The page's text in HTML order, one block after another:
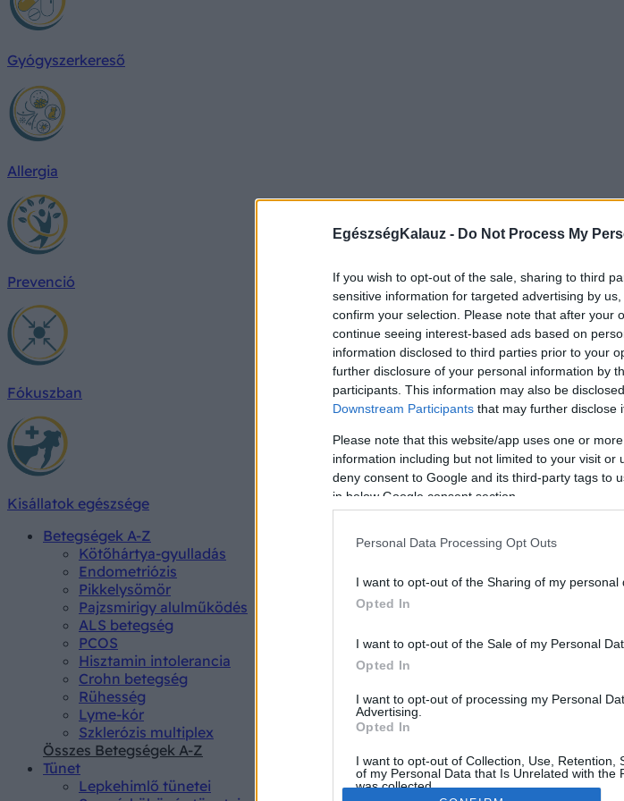
EgészségKalauz - Do Not Process My
If you wish to opt-out of the sale, sharing to third
sensitive information for targeted advertising by
confirm your selection. Please note that after your
continue seeing interest-based ads based on
information disclosed to third parties prior to your
further disclosure of your personal information by
participants. This information may also be
Downstream Participants that may further disclose
Please note that this website/app uses one or
information including but not limited to your visit or
deny consent to Google and its third-party tags to
in below Google consent section.
Personal Data Processing Opt Outs
I want to opt-out of the Sharing of my personal
Opted In
I want to opt-out of the Sale of my Personal
Opted In
I want to opt-out of processing my Personal
Advertising.
Opted In
I want to opt-out of Collection, Use, Retention,
of my Personal Data that Is Unrelated with the
was collected.
Gyógyszerkereső
Allergia
Prevenció
Fókuszban
Kisállatok egészsége
Betegségek A-Z
Kötőhártya-gyulladás
Endometriózis
Pikkelysömör
Pajzsmirigy alulműködés
ALS betegség
PCOS
Hisztamin intolerancia
Crohn betegség
Rühesség
Lyme-kór
Szklerózis multiplex
Összes Betegségek A-Z
Tünet
Lepkehimlő tünetei